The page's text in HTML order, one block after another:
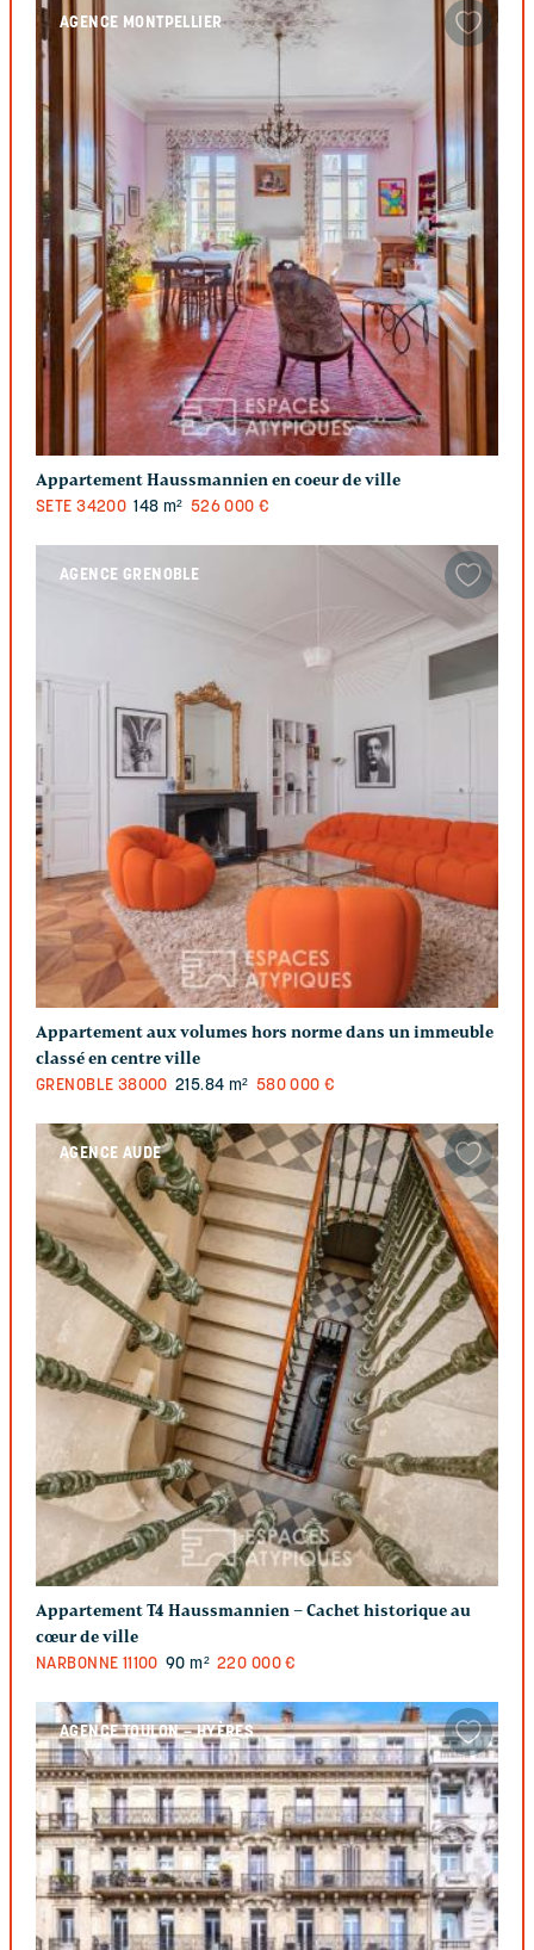
AGENCE MONTPELLIER
Appartement Haussmannien en coeur de ville
SETE 34200 148 m² 526 000 €
AGENCE GRENOBLE
Appartement aux volumes hors norme dans un immeuble
classé en centre ville
GRENOBLE 38000 215.84 m² 580 000 €
AGENCE AUDE
Appartement T4 Haussmannien – Cachet historique au
cœur de ville
NARBONNE 11100 90 m² 220 000 €
AGENCE TOULON – HYÈRES